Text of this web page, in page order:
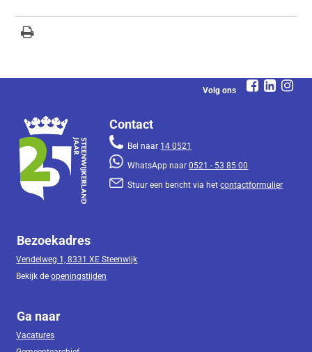
Volg ons
Contact
Bel naar 14 0521
WhatsApp naar0521 - 53 85 00
Stuur een bericht via hetcontactformulier
Bezoekadres
Vendelweg 1, 8331 XE Steenwijk
Bekijk deopeningstijden
Ga naar
Vacatures